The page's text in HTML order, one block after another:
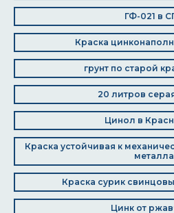
ГФ-021 в
Краска
грунт по старой
20 литров
Цинол в
Краска устойчивая к
металла
Краска сурик
Цинк от